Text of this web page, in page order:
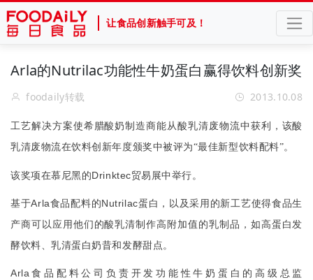
让食品创新触手可及！
Arla的Nutrilac功能性牛奶蛋白赢得饮料创新奖
foodaily转载 2013.10.08
工艺解决方案使希腊酸奶制造商能从酸乳清废物流中获利，该酸
乳清废物流在饮料创新年度颁奖中被评为“最佳新型饮料配料”。
该奖项在慕尼黑的Drinktec贸易展中举行。
基于Arla食品配料的Nutrilac蛋白，以及采用的新工艺使得食品生
产商可以应用他们的酸乳清制作高附加值的乳制品，如高蛋白发
酵饮料、乳清蛋白奶昔和发酵甜点。
Arla 食品配料公司负责开发功能性牛奶蛋白的高级总监